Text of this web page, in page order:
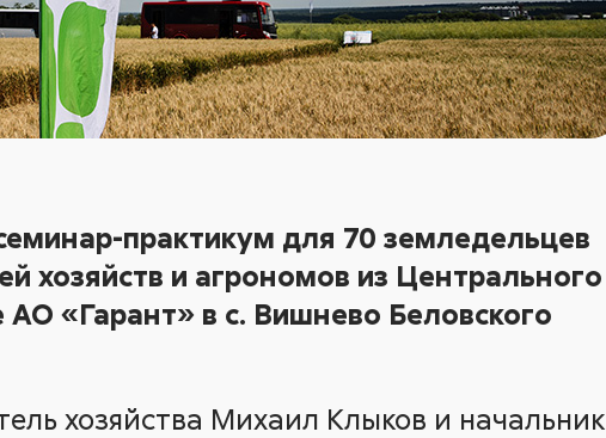
практикум для 70 земледельцев
хозяйств и агрономов из Центрального
«Гарант» в с. Вишнево Беловского
хозяйства Михаил Клыков и начальник